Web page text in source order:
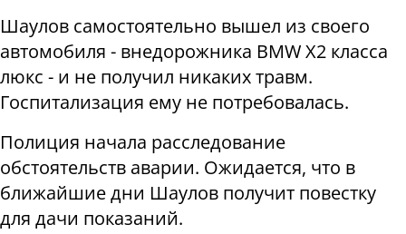
Шаулов самостоятельно вышел из своего
автомобиля - внедорожника BMW X2 класса
люкс - и не получил никаких травм.
Госпитализация ему не потребовалась.
Полиция начала расследование
обстоятельств аварии. Ожидается, что в
ближайшие дни Шаулов получит повестку
для дачи показаний.